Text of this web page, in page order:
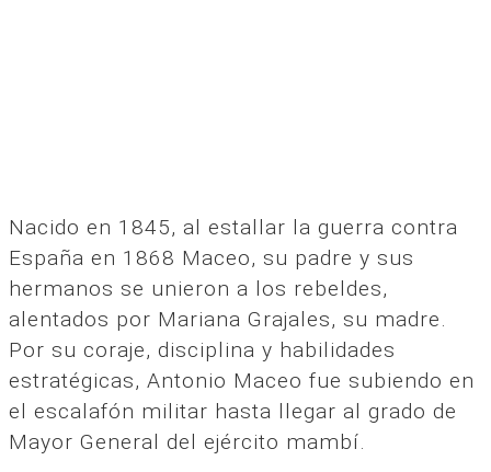
Nacido en 1845, al estallar la guerra contra
España en 1868 Maceo, su padre y sus
hermanos se unieron a los rebeldes,
alentados por Mariana Grajales, su madre.
Por su coraje, disciplina y habilidades
estratégicas, Antonio Maceo fue subiendo en
el escalafón militar hasta llegar al grado de
Mayor General del ejército mambí.